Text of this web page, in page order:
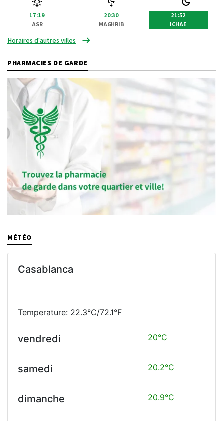
17:19
ASR
20:30
MAGHRIB
21:52
ICHAE
Horaires d'autres villes
PHARMACIES DE GARDE
MÉTÉO
Casablanca
Temperature: 22.3°C/72.1°F
vendredi 20°C
samedi 20.2°C
dimanche 20.9°C